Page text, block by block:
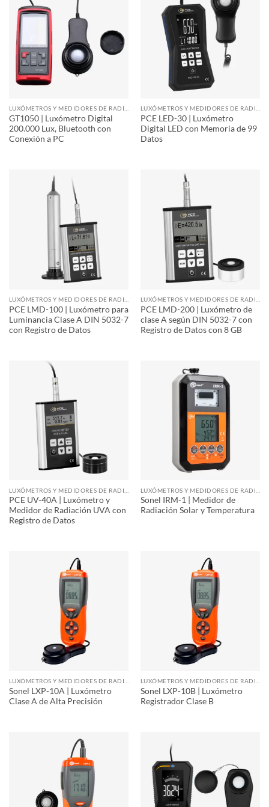
LUXÓMETROS Y MEDIDORES DE RADIACIÓN
GT1050 | Luxómetro Digital
200.000 Lux, Bluetooth con
Conexión a PC
LUXÓMETROS Y MEDIDORES DE RADIACIÓN
PCE LED-30 | Luxómetro
Digital LED con Memoria de 99
Datos
PCE LMD-100 | Luxómetro para
Luminancia Clase A DIN 5032-7
con Registro de Datos
PCE LMD-200 | Luxómetro de
clase A según DIN 5032-7 con
Registro de Datos con 8 GB
PCE UV-40A | Luxómetro y
Medidor de Radiación UVA con
Registro de Datos
Sonel IRM-1 | Medidor de
Radiación Solar y Temperatura
Sonel LXP-10A | Luxómetro
Clase A de Alta Precisión
Sonel LXP-10B | Luxómetro
Registrador Clase B